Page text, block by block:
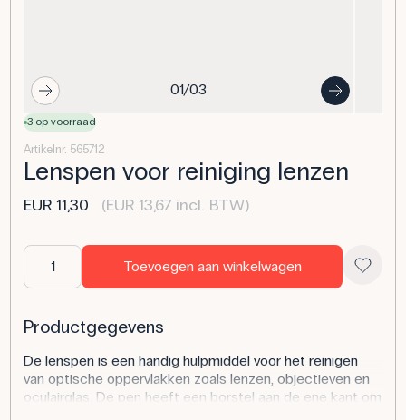
01/03
3 op voorraad
Artikelnr. 565712
Lenspen voor reiniging lenzen
EUR 11,30 (EUR 13,67 incl. BTW)
Toevoegen aan winkelwagen
Productgegevens
De lenspen is een handig hulpmiddel voor het reinigen
van optische oppervlakken zoals lenzen, objectieven en
oculairglas. De pen heeft een borstel aan de ene kant om